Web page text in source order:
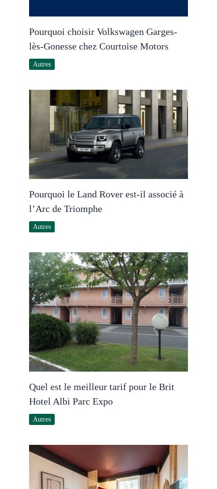
Pourquoi choisir Volkswagen Garges-
lès-Gonesse chez Courtoise Motors
Autres
Pourquoi le Land Rover est-il associé à
l’Arc de Triomphe
Autres
Quel est le meilleur tarif pour le Brit
Hotel Albi Parc Expo
Autres